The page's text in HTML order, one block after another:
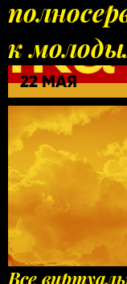
к
22 МАЯ
Все